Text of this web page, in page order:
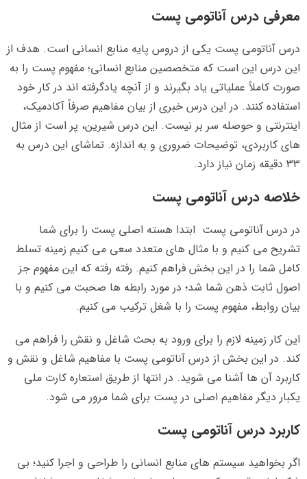
معرفی درس آناتومی پست
درس آناتومی پست یکی از دروس پایه منابع انسانی است. هدف از
این درس این است که متخصصین منابع انسانی؛ مفهوم پست را به
صورت کاملاً عملیاتی یاد بگیرند و از آنچه یادگرفته اند در کار خود
استفاده کنند. در این درس خبری از بیان مفاهیم صرفاً آکادمیک،
اینترنتی و حوصله سر بر نیست. این درس شیرین، پر است از مثال
های کاربردی، توضیحات ضروری و به اندازه. تماشای این درس به
۳۳ دقیقه زمان نیاز دارد.
خلاصه درس آناتومی پست
در درس آناتومی پست ابتدا هسته اصلی پست را برای شما
تشریح می کنیم و با مثال های متعدد سعی می کنیم زمینه تسلط
کامل شما را در این بخش فراهم کنیم. رفته رفته که این مفهوم جز
اصول ثابت ذهن شما شد؛ در مورد رابطه ها صحبت می کنیم و با
بیان روابط، مفهوم پست را با شغل ترکیب می کنیم.
این کار زمینه لازم را برای ورود به بحث شاغل و نقش را فراهم می
کند. در این بخش از درس آناتومی پست با مفاهیم شاغل و نقش و
کاربرد آن ها آشنا می شوید. در انتها از طریق استعاره کارت ملی
یکبار دیگر مفاهیم اصلی در پست برای شما مرور می شود.
کاربرد درس آناتومی پست
اگر بخواهید سیستم های منابع انسانی را طراحی و اجرا کنید؛ بی